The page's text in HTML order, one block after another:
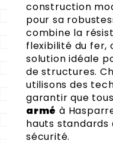
construction
pour sa
combine la
flexibilité du fer,
solution idéale
de structures.
utilisons des
garantir que
armé à
hauts
sécurité.